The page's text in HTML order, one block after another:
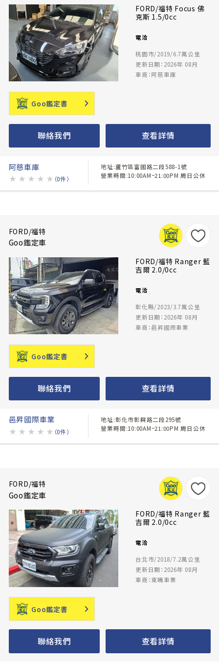
FORD/福特 Focus 佛
克斯 1.5/0cc
電洽
桃園市/2019/6.7萬公里
更新日期：2026年 08月
車商：阿慈車庫
Goo鑑定書
聯絡我們 查看詳情
阿慈車庫
★ ★ ★ ★ ★ （0件）
地址:蘆竹區富國路二段588-1號
營業時間:10:00AM~21:00PM 周日公休
FORD/福特
Goo鑑定車
FORD/福特 Ranger 藍
吉爾 2.0/0cc
電洽
彰化縣/2023/3.7萬公里
更新日期：2026年 08月
車商：邑昇國際車業
Goo鑑定書
聯絡我們 查看詳情
邑昇國際車業
★ ★ ★ ★ ★ （0件）
地址:彰化市彰興路二段295號
營業時間:10:00AM~21:00PM 周日公休
FORD/福特
Goo鑑定車
FORD/福特 Ranger 藍
吉爾 2.0/0cc
電洽
台北市/2018/7.2萬公里
更新日期：2026年 08月
車商：東晴車業
Goo鑑定書
聯絡我們 查看詳情